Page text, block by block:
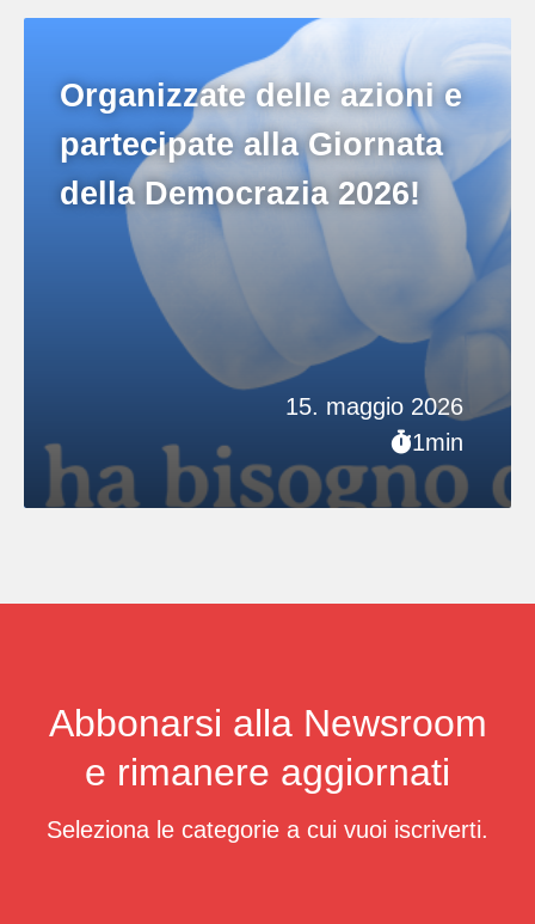
15. maggio 2026
1min
Organizzate delle azioni e
partecipate alla Giornata
della Democrazia 2026!
Abbonarsi alla Newsroom
e rimanere aggiornati
Seleziona le categorie a cui vuoi iscriverti.